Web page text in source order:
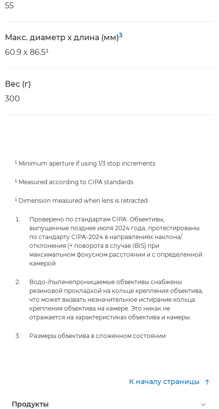
55
Макс. диаметр x длина (мм)3
60.9 x 86.5¹
Вес (г)
300
¹ Minimum aperture if using 1/3 stop increments
¹ Measured according to CIPA standards
¹ Dimension measured when lens is retracted
Проверено по стандартам CIPA. Объективы,
выпущенные позднее июля 2024 года, протестированы
по стандарту CIPA-2024 в направлениях наклона/
отклонения (+ поворота в случае IBIS) при
максимальном фокусном расстоянии и с определенной
камерой.
Водо-/пыленепроницаемые объективы снабжены
резиновой прокладкой на кольце крепления объектива,
что может вызвать незначительное истирание кольца
крепления объектива на камере. Это никак не
отражается на характеристиках объектива и камеры.
Размеры объектива в сложенном состоянии
К началу страницы
Продукты